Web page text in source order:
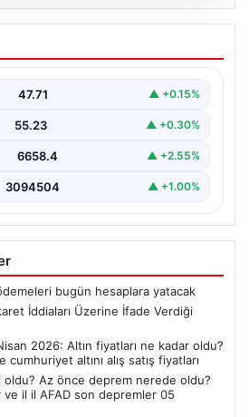
Hakaret İddiaları
Detaylar
yürütülen soruşturma kapsamında
tür…
47.71 ▲ +0.15%
55.23 ▲ +0.30%
6658.4 ▲ +2.55%
3094504 ▲ +1.00%
bugün hesaplara yatacak
İddiaları Üzerine İfade Verdiği
2026: Altın fiyatları ne kadar oldu?
cumhuriyet altını alış satış fiyatları
oldu? Az önce deprem nerede oldu?
ve il il AFAD son depremler 05